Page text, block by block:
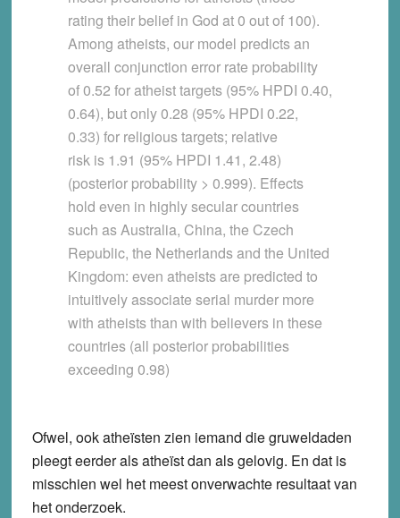
rating their belief in God at 0 out of 100).
Among atheists, our model predicts an
overall conjunction error rate probability
of 0.52 for atheist targets (95% HPDI 0.40,
0.64), but only 0.28 (95% HPDI 0.22,
0.33) for religious targets; relative
risk is 1.91 (95% HPDI 1.41, 2.48)
(posterior probability > 0.999). Effects
hold even in highly secular countries
such as Australia, China, the Czech
Republic, the Netherlands and the United
Kingdom: even atheists are predicted to
intuitively associate serial murder more
with atheists than with believers in these
countries (all posterior probabilities
exceeding 0.98)
Ofwel, ook atheïsten zien iemand die gruweldaden
pleegt eerder als atheïst dan als gelovig. En dat is
misschien wel het meest onverwachte resultaat van
het onderzoek.